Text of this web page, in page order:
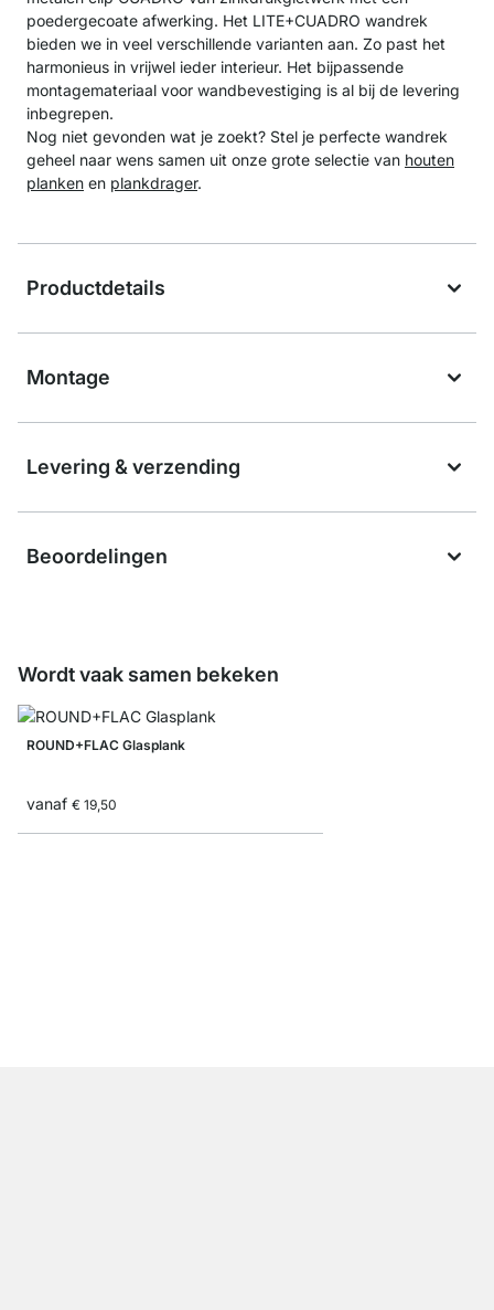
poedergecoate afwerking. Het LITE+CUADRO wandrek
bieden we in veel verschillende varianten aan. Zo past het
harmonieus in vrijwel ieder interieur. Het bijpassende
montagemateriaal voor wandbevestiging is al bij de levering
inbegrepen.
Nog niet gevonden wat je zoekt? Stel je perfecte wandrek
geheel naar wens samen uit onze grote selectie van houten
planken en plankdrager.
Productdetails
Montage
Levering & verzending
Beoordelingen
Wordt vaak samen bekeken
ROUND+FLAC Glasplank
vanaf € 19,50